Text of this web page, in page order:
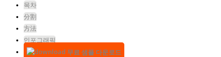
목차
分割
方法
인포그래픽
무료 샘플 다운로드